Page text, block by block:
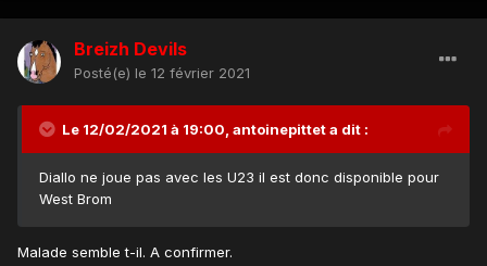
Breizh Devils
Posté(e) le 12 février 2021
Le 12/02/2021 à 19:00, antoinepitteta dit :
Diallo ne joue pas avec les U23 il est donc disponible pour
West Brom
Malade semble t-il. A confirmer.